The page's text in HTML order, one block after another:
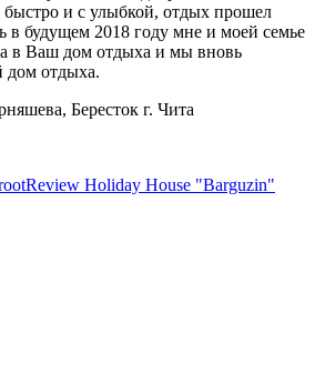
и с улыбкой, отдых прошел
в будущем 2018 году мне и моей семье
в Ваш дом отдыха и мы вновь
дом отдыха.
Бересток г. Чита
Categories
Review Holiday House "Barguzin"